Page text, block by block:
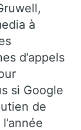
à
d’appels
si Google
de